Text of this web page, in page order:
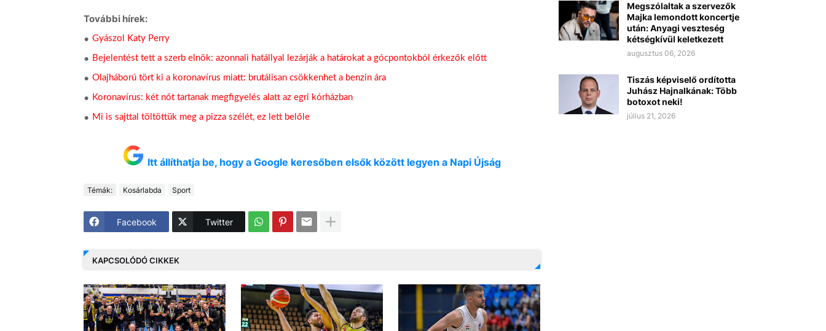
További hírek:
Gyászol Katy Perry
Bejelentést tett a szerb elnök: azonnali hatállyal lezárják a határokat a gócpontokból érkezők előtt
Olajháború tört ki a koronavírus miatt: brutálisan csökkenhet a benzin ára
Koronavírus: két nőt tartanak megfigyelés alatt az egri kórházban
Mi is sajttal töltöttük meg a pizza szélét, ez lett belőle
Itt állíthatja be, hogy a Google keresőben elsők között legyen a Napi Újság
Témák: Kosárlabda Sport
Facebook Twitter
KAPCSOLÓDÓ CIKKEK
Megszólaltak a szervezők
Majka lemondott koncertje
után: Anyagi veszteség
kétségkívül keletkezett
augusztus 06, 2026
Tiszás képviselő ordította
Juhász Hajnalkának: Több
botoxot neki!
július 21, 2026